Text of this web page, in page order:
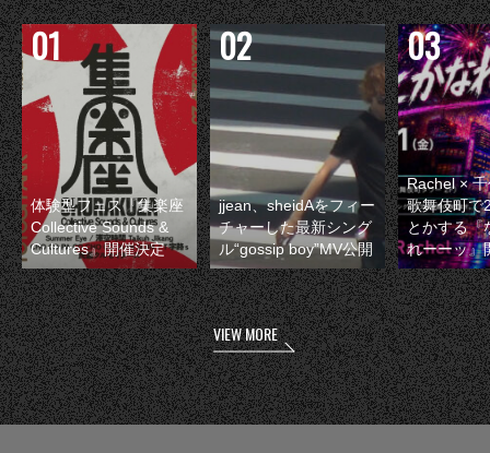
体験型フェス『集楽座
Collective Sounds &
Cultures』開催決定
jjean、sheidAをフィー
チャーした最新シング
ル“gossip boy”MV公開
Rachel ×
歌舞伎町で
とかする『
れーーッ』
VIEW MORE